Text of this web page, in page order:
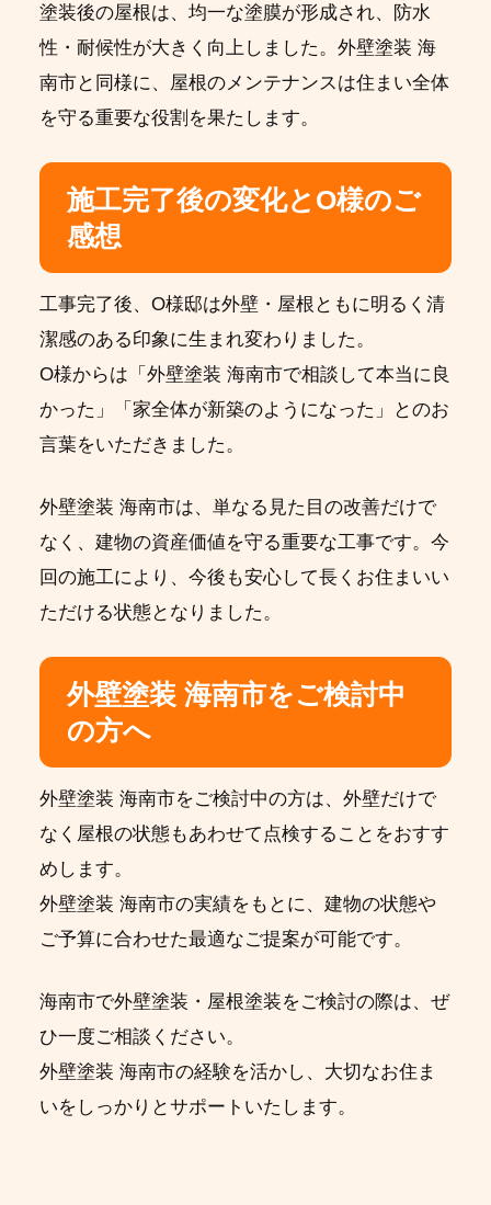
塗装後の屋根は、均一な塗膜が形成され、防水
性・耐候性が大きく向上しました。外壁塗装 海
南市と同様に、屋根のメンテナンスは住まい全体
を守る重要な役割を果たします。
施工完了後の変化とO様のご
感想
工事完了後、O様邸は外壁・屋根ともに明るく清
潔感のある印象に生まれ変わりました。
O様からは「外壁塗装 海南市で相談して本当に良
かった」「家全体が新築のようになった」とのお
言葉をいただきました。
外壁塗装 海南市は、単なる見た目の改善だけで
なく、建物の資産価値を守る重要な工事です。今
回の施工により、今後も安心して長くお住まいい
ただける状態となりました。
外壁塗装 海南市をご検討中
の方へ
外壁塗装 海南市をご検討中の方は、外壁だけで
なく屋根の状態もあわせて点検することをおすす
めします。
外壁塗装 海南市の実績をもとに、建物の状態や
ご予算に合わせた最適なご提案が可能です。
海南市で外壁塗装・屋根塗装をご検討の際は、ぜ
ひ一度ご相談ください。
外壁塗装 海南市の経験を活かし、大切なお住ま
いをしっかりとサポートいたします。